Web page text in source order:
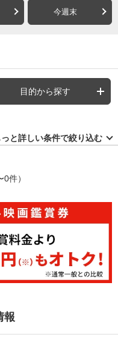
今週末
目的から探す
っと詳しい条件で絞り込む
0件）
報